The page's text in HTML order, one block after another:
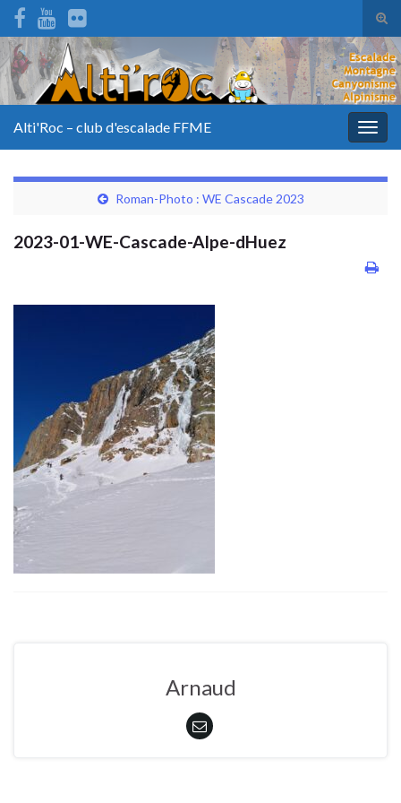
Alti'Roc – club d'escalade FFME
Roman-Photo : WE Cascade 2023
2023-01-WE-Cascade-Alpe-dHuez
Arnaud